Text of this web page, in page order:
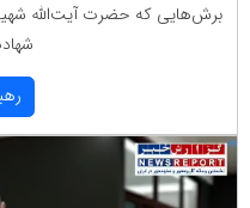
برش‌هایی كه حضرت آیت‌الله